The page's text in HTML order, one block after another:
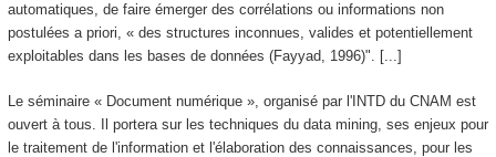
automatiques, de faire émerger des corrélations ou informations non
postulées a priori, « des structures inconnues, valides et potentiellement
exploitables dans les bases de données (Fayyad, 1996)". [...]
Le séminaire « Document numérique », organisé par l'INTD du CNAM est
ouvert à tous. Il portera sur les techniques du data mining, ses enjeux pour
le traitement de l'information et l'élaboration des connaissances, pour les